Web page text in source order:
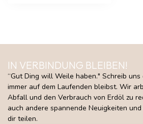
IN VERBINDUNG BLEIBEN!
“Gut Ding will Weile haben." Schreib uns
immer auf dem Laufenden bleibst. Wir
Abfall und den Verbrauch von Erdöl zu
auch andere spannende Neuigkeiten
dir teilen.